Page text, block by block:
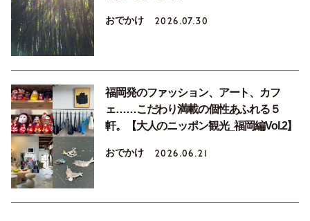
おでかけ 2026.07.30
福岡発のファッション、アート、カフ
ェ……こだわり満載の個性あふれる５
軒。【大人のニッポン観光_福岡編Vol.2】
おでかけ 2026.06.21